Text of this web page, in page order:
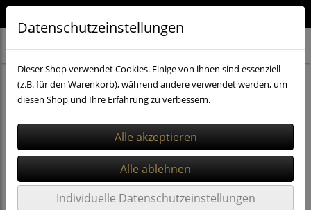
PVC Vorhänge 3x300mm Vorhang-Breite: 2,50 m
Datenschutzeinstellungen
Dieser Shop verwendet Cookies. Einige von ihnen sind essenziell
(z.B. für den Warenkorb), während andere verwendet werden, um
diesen Shop und Ihre Erfahrung zu verbessern.
Individuelle Datenschutzeinstellungen